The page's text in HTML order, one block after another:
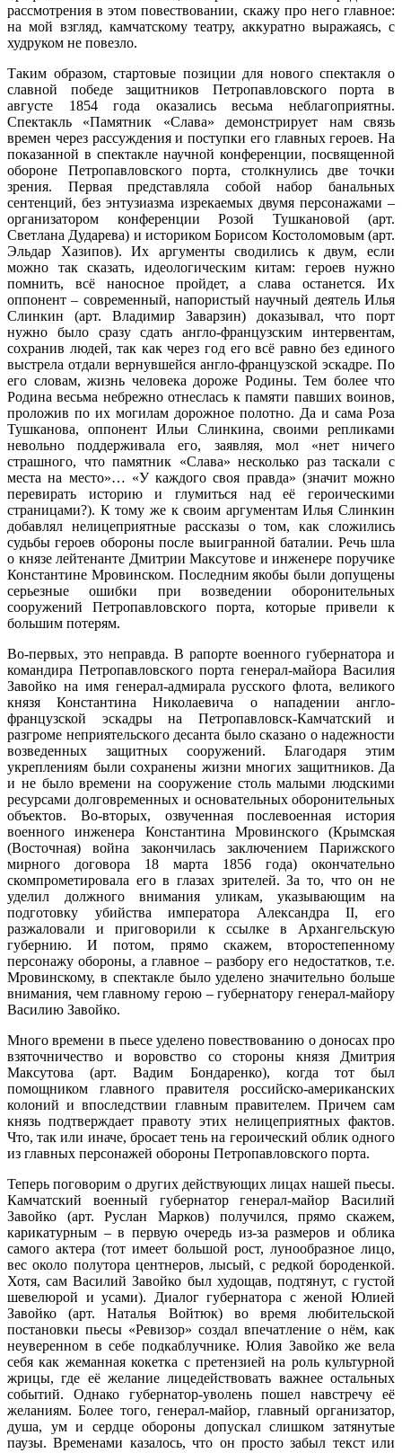
рассмотрения в этом повествовании, скажу про него главное:
на мой взгляд, камчатскому театру, аккуратно выражаясь, с
худруком не повезло.
Таким образом, стартовые позиции для нового спектакля о
славной победе защитников Петропавловского порта в
августе 1854 года оказались весьма неблагоприятны.
Спектакль «Памятник «Слава» демонстрирует нам связь
времен через рассуждения и поступки его главных героев. На
показанной в спектакле научной конференции, посвященной
обороне Петропавловского порта, столкнулись две точки
зрения. Первая представляла собой набор банальных
сентенций, без энтузиазма изрекаемых двумя персонажами –
организатором конференции Розой Тушкановой (арт.
Светлана Дударева) и историком Борисом Костоломовым (арт.
Эльдар Хазипов). Их аргументы сводились к двум, если
можно так сказать, идеологическим китам: героев нужно
помнить, всё наносное пройдет, а слава останется. Их
оппонент – современный, напористый научный деятель Илья
Слинкин (арт. Владимир Заварзин) доказывал, что порт
нужно было сразу сдать англо-французским интервентам,
сохранив людей, так как через год его всё равно без единого
выстрела отдали вернувшейся англо-французской эскадре. По
его словам, жизнь человека дороже Родины. Тем более что
Родина весьма небрежно отнеслась к памяти павших воинов,
проложив по их могилам дорожное полотно. Да и сама Роза
Тушканова, оппонент Ильи Слинкина, своими репликами
невольно поддерживала его, заявляя, мол «нет ничего
страшного, что памятник «Слава» несколько раз таскали с
места на место»… «У каждого своя правда» (значит можно
перевирать историю и глумиться над её героическими
страницами?). К тому же к своим аргументам Илья Слинкин
добавлял нелицеприятные рассказы о том, как сложились
судьбы героев обороны после выигранной баталии. Речь шла
о князе лейтенанте Дмитрии Максутове и инженере поручике
Константине Мровинском. Последним якобы были допущены
серьезные ошибки при возведении оборонительных
сооружений Петропавловского порта, которые привели к
большим потерям.
Во-первых, это неправда. В рапорте военного губернатора и
командира Петропавловского порта генерал-майора Василия
Завойко на имя генерал-адмирала русского флота, великого
князя Константина Николаевича о нападении англо-
французской эскадры на Петропавловск-Камчатский и
разгроме неприятельского десанта было сказано о надежности
возведенных защитных сооружений. Благодаря этим
укреплениям были сохранены жизни многих защитников. Да
и не было времени на сооружение столь малыми людскими
ресурсами долговременных и основательных оборонительных
объектов. Во-вторых, озвученная послевоенная история
военного инженера Константина Мровинского (Крымская
(Восточная) война закончилась заключением Парижского
мирного договора 18 марта 1856 года) окончательно
скомпрометировала его в глазах зрителей. За то, что он не
уделил должного внимания уликам, указывающим на
подготовку убийства императора Александра II, его
разжаловали и приговорили к ссылке в Архангельскую
губернию. И потом, прямо скажем, второстепенному
персонажу обороны, а главное – разбору его недостатков, т.е.
Мровинскому, в спектакле было уделено значительно больше
внимания, чем главному герою – губернатору генерал-майору
Василию Завойко.
Много времени в пьесе уделено повествованию о доносах про
взяточничество и воровство со стороны князя Дмитрия
Максутова (арт. Вадим Бондаренко), когда тот был
помощником главного правителя российско-американских
колоний и впоследствии главным правителем. Причем сам
князь подтверждает правоту этих нелицеприятных фактов.
Что, так или иначе, бросает тень на героический облик одного
из главных персонажей обороны Петропавловского порта.
Теперь поговорим о других действующих лицах нашей пьесы.
Камчатский военный губернатор генерал-майор Василий
Завойко (арт. Руслан Марков) получился, прямо скажем,
карикатурным – в первую очередь из-за размеров и облика
самого актера (тот имеет большой рост, лунообразное лицо,
вес около полутора центнеров, лысый, с редкой бороденкой.
Хотя, сам Василий Завойко был худощав, подтянут, с густой
шевелюрой и усами). Диалог губернатора с женой Юлией
Завойко (арт. Наталья Войтюк) во время любительской
постановки пьесы «Ревизор» создал впечатление о нём, как
неуверенном в себе подкаблучнике. Юлия Завойко же вела
себя как жеманная кокетка с претензией на роль культурной
жрицы, где её желание лицедействовать важнее остальных
событий. Однако губернатор-уволень пошел навстречу её
желаниям. Более того, генерал-майор, главный организатор,
душа, ум и сердце обороны допускал слишком затянутые
паузы. Временами казалось, что он просто забыл текст или